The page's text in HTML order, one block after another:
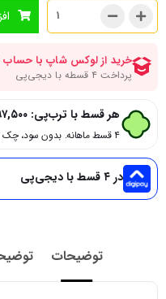
هر قسط با ترب‌پی:
۴ قسط ماهانه. بدون سود، چک و ضامن.
در ۴ قسط با دیجی‌پی
توضیحات